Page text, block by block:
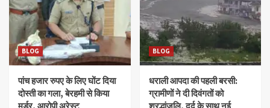
BLOG
पांच हजार रुपए के लिए घोंट दिया
दोस्ती का गला, बेरहमी से किया
BLOG
धराली आपदा की पहली बरसी:
ग्रामीणों ने दी दिवंगतों को